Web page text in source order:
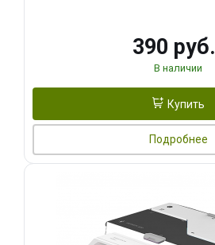
390 руб.
В наличии
Купить
Подробнее